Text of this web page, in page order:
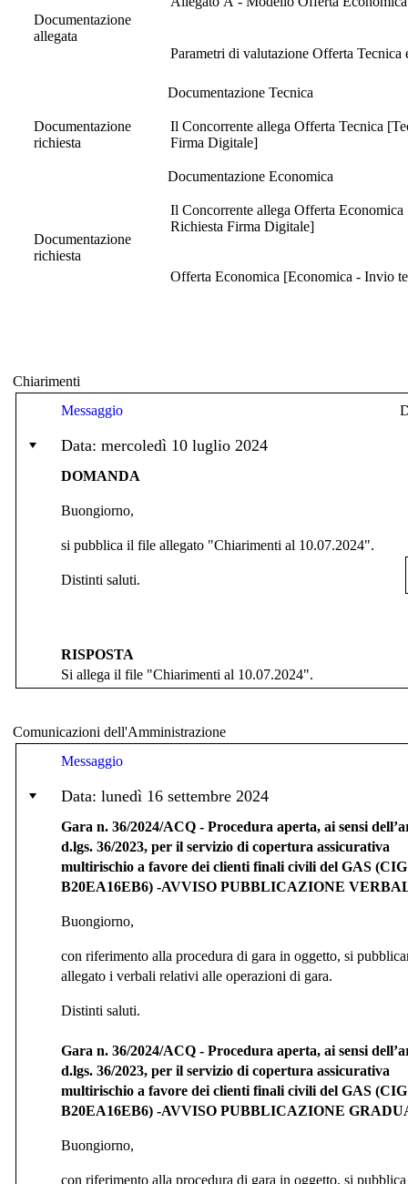
Documentazione
allegata
Parametri di valutazione Offerta Tecnica
Documentazione Tecnica
Documentazione
richiesta
Il Concorrente allega Offerta Tecnica
Firma Digitale]
Documentazione Economica
Documentazione
richiesta
Il Concorrente allega Offerta
Richiesta Firma Digitale]
Offerta Economica [Economica - Invio
Chiarimenti
Messaggio
Data: mercoledì 10 luglio 2024
DOMANDA
Buongiorno,
si pubblica il file allegato "Chiarimenti al 10.07.2024".
Distinti saluti.
RISPOSTA
Si allega il file "Chiarimenti al 10.07.2024".
Comunicazioni dell'Amministrazione
Messaggio
Data: lunedì 16 settembre 2024
Gara n. 36/2024/ACQ - Procedura aperta, ai sensi
d.lgs. 36/2023, per il servizio di copertura assicurativa
multirischio a favore dei clienti finali civili del GAS
B20EA16EB6) -AVVISO PUBBLICAZIONE
Buongiorno,
con riferimento alla procedura di gara in oggetto, si
allegato i verbali relativi alle operazioni di gara.
Distinti saluti.
Gara n. 36/2024/ACQ - Procedura aperta, ai sensi
d.lgs. 36/2023, per il servizio di copertura assicurativa
multirischio a favore dei clienti finali civili del GAS
B20EA16EB6) -AVVISO PUBBLICAZIONE
Buongiorno,
con riferimento alla procedura di gara in oggetto, si